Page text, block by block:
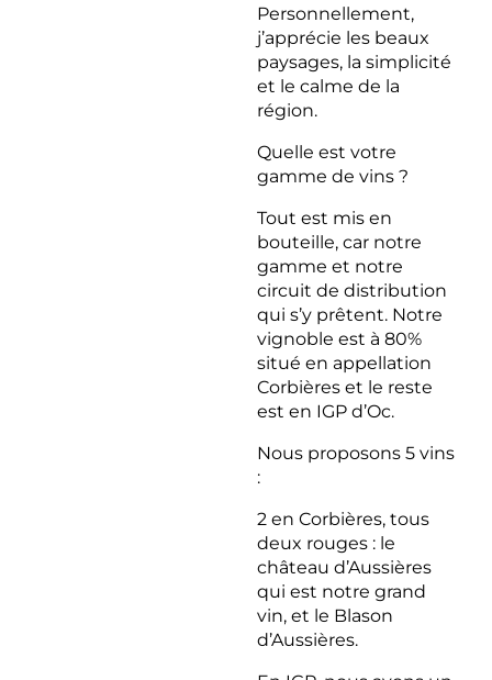
Personnellement,
j’apprécie les beaux
paysages, la simplicité
et le calme de la
région.
Quelle est votre
gamme de vins ?
Tout est mis en
bouteille, car notre
gamme et notre
circuit de distribution
qui s’y prêtent. Notre
vignoble est à 80%
situé en appellation
Corbières et le reste
est en IGP d’Oc.
Nous proposons 5 vins
:
2 en Corbières, tous
deux rouges : le
château d’Aussières
qui est notre grand
vin, et le Blason
d’Aussières.